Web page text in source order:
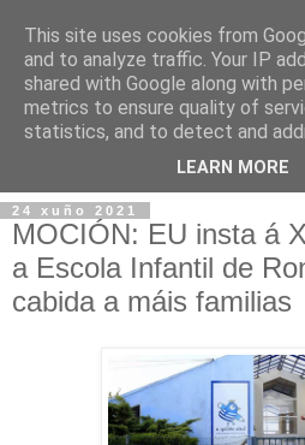
24 xuño 2021
MOCIÓN: EU insta á
a Escola Infantil de
cabida a máis familias
This site uses cookies from
and to analyze traffic. Your IP
shared with Google along with
metrics to ensure quality of
statistics, and to detect and
LEARN MORE